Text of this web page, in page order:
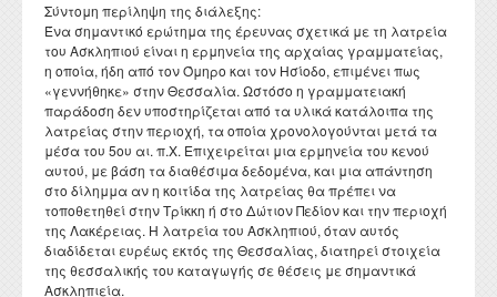
Σύντομη περίληψη της διάλεξης:
Ένα σημαντικό ερώτημα της έρευνας σχετικά με τη λατρεία
του Ασκληπιού είναι η ερμηνεία της αρχαίας γραμματείας,
η οποία, ήδη από τον Όμηρο και τον Ησίοδο, επιμένει πως
«γεννήθηκε» στην Θεσσαλία. Ωστόσο η γραμματειακή
παράδοση δεν υποστηρίζεται από τα υλικά κατάλοιπα της
λατρείας στην περιοχή, τα οποία χρονολογούνται μετά τα
μέσα του 5ου αι. π.Χ. Επιχειρείται μια ερμηνεία του κενού
αυτού, με βάση τα διαθέσιμα δεδομένα, και μια απάντηση
στο δίλημμα αν η κοιτίδα της λατρείας θα πρέπει να
τοποθετηθεί στην Τρίκκη ή στο Δώτιον Πεδίον και την περιοχή
της Λακέρειας. Η λατρεία του Ασκληπιού, όταν αυτός
διαδίδεται ευρέως εκτός της Θεσσαλίας, διατηρεί στοιχεία
της θεσσαλικής του καταγωγής σε θέσεις με σημαντικά
Ασκληπιεία.